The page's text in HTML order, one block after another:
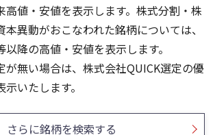
25/12
25/10
08
800
24/01
23/01
0
高値・安値を表示します。株式分割・株
本異動がおこなわれた銘柄については、
降の高値・安値を表示します。
が無い場合は、株式会社QUICK選定の優
いたします。
さらに銘柄を検索する